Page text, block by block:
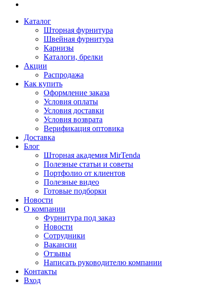
Каталог
Шторная фурнитура
Швейная фурнитура
Карнизы
Каталоги, брелки
Акции
Распродажа
Как купить
Оформление заказа
Условия оплаты
Условия доставки
Условия возврата
Верификация оптовика
Доставка
Блог
Шторная академия MirTenda
Полезные статьи и советы
Портфолио от клиентов
Полезные видео
Готовые подборки
Новости
О компании
Фурнитура под заказ
Новости
Сотрудники
Вакансии
Отзывы
Написать руководителю компании
Контакты
Вход